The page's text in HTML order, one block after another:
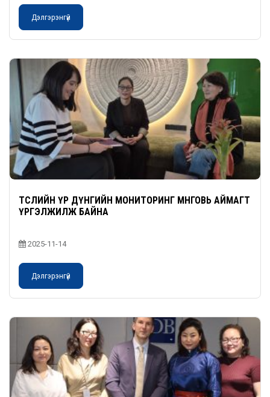
Дэлгэрэнгүй
ТӨСЛИЙН ҮР ДҮНГИЙН МОНИТОРИНГ ӨМНӨГОВЬ АЙМАГТ
ҮРГЭЛЖИЛЖ БАЙНА
2025-11-14
Дэлгэрэнгүй